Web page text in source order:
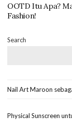
OOTD Itu Apa?
Fashion!
Search
Nail Art Maroon
Physical Sunscreen